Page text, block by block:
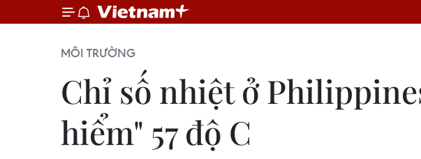
MÔI TRƯỜNG
Chỉ số nhiệt ở
hiểm" 57 độ C